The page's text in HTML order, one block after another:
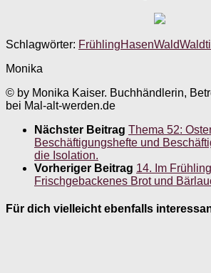
Schlagwörter: FrühlingHasenWald
Monika
© by Monika Kaiser. Buchhändlerin,
bei Mal-alt-werden.de
Nächster Beitrag Thema 52:
Beschäftigungshefte und
die Isolation.
Vorheriger Beitrag 14. Im
Frischgebackenes Brot und
Für dich vielleicht ebenfalls